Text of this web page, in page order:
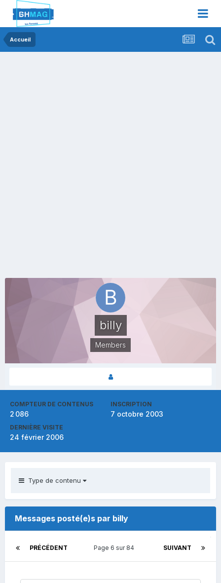
Accueil
billy
Members
COMPTEUR DE CONTENUS
2 086
INSCRIPTION
7 octobre 2003
DERNIÈRE VISITE
24 février 2006
Type de contenu
Messages posté(e)s par billy
PRÉCÉDENT SUIVANT
Page 6 sur 84